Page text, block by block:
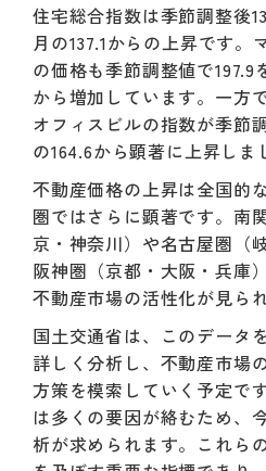
住宅総合指数は季節調整後
月の137.1からの上昇です。
の価格も季節調整値で197.9
から増加しています。一方
オフィスビルの指数が季節
の164.6から顕著に上昇しま
不動産価格の上昇は全国的
圏ではさらに顕著です。南
京・神奈川）や名古屋圏（
阪神圏（京都・大阪・兵庫
不動産市場の活性化が見られ
国土交通省は、このデータ
詳しく分析し、不動産市場
方策を模索していく予定で
は多くの要因が絡むため、
析が求められます。これら